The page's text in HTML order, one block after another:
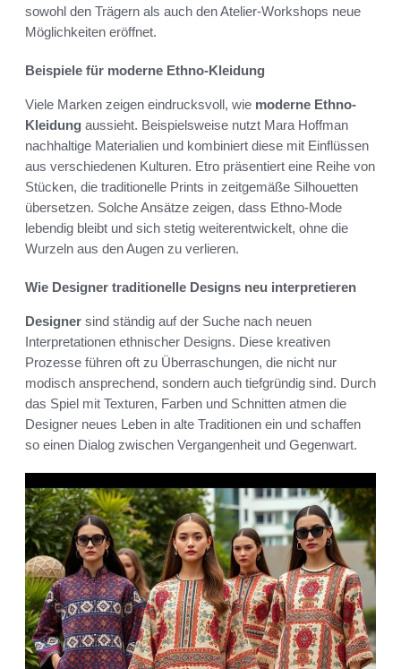
sowohl den Trägern als auch den Atelier-Workshops neue
Möglichkeiten eröffnet.
Beispiele für moderne Ethno-Kleidung
Viele Marken zeigen eindrucksvoll, wie moderne Ethno-
Kleidung aussieht. Beispielsweise nutzt Mara Hoffman
nachhaltige Materialien und kombiniert diese mit Einflüssen
aus verschiedenen Kulturen. Etro präsentiert eine Reihe von
Stücken, die traditionelle Prints in zeitgemäße Silhouetten
übersetzen. Solche Ansätze zeigen, dass Ethno-Mode
lebendig bleibt und sich stetig weiterentwickelt, ohne die
Wurzeln aus den Augen zu verlieren.
Wie Designer traditionelle Designs neu interpretieren
Designer sind ständig auf der Suche nach neuen
Interpretationen ethnischer Designs. Diese kreativen
Prozesse führen oft zu Überraschungen, die nicht nur
modisch ansprechend, sondern auch tiefgründig sind. Durch
das Spiel mit Texturen, Farben und Schnitten atmen die
Designer neues Leben in alte Traditionen ein und schaffen
so einen Dialog zwischen Vergangenheit und Gegenwart.